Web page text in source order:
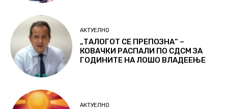
АКТУЕЛНО
„ТАЛОГОТ СЕ ПРЕПОЗНА“ –
КОВАЧКИ РАСПАЛИ ПО СДСМ ЗА
ГОДИНИТЕ НА ЛОШО ВЛАДЕЕЊЕ
АКТУЕЛНО